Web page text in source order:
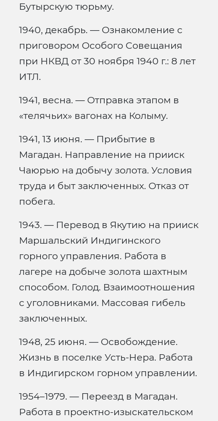
Бутырскую тюрьму.
1940, декабрь. — Ознакомление с
приговором Особого Совещания
при НКВД от 30 ноября 1940 г.: 8 лет
ИТЛ.
1941, весна. — Отправка этапом в
«телячьих» вагонах на Колыму.
1941, 13 июня. — Прибытие в
Магадан. Направление на прииск
Чаюрью на добычу золота. Условия
труда и быт заключенных. Отказ от
побега.
1943. — Перевод в Якутию на прииск
Маршальский Индигинского
горного управления. Работа в
лагере на добыче золота шахтным
способом. Голод. Взаимоотношения
с уголовниками. Массовая гибель
заключенных.
1948, 25 июня. — Освобождение.
Жизнь в поселке Усть-Нера. Работа
в Индигирском горном управлении.
1954–1979. — Переезд в Магадан.
Работа в проектно-изыскательском